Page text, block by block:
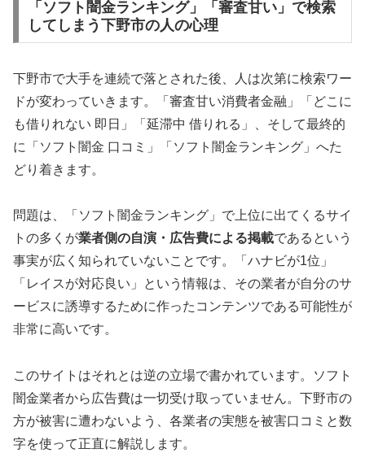
「ソフト闇金ランキング」「審査甘い」で検索
してしまう下野市の人の心理
下野市で大手を連続で落とされた後、人は次第に検索ワー
ドが変わっていきます。「審査甘い消費者金融」「どこに
も借りれない 即日」「延滞中 借りれる」、そして最終的
に「ソフト闇金 口コミ」「ソフト闇金ランキング」へた
どり着きます。
問題は、「ソフト闇金ランキング」で上位に出てくるサイ
トの多くが業者側の自演・広告費による掲載であるという
事実が広く知られていないことです。「ハナビが1位」
「レイスが対応良い」という情報は、その業者が自分のサ
ービスに誘導するために作ったコンテンツである可能性が
非常に高いです。
このサイトはそれとは逆の立場で書かれています。ソフト
闇金業者から広告費は一切受け取っていません。下野市の
方が被害に遭わないよう、各業者の実態を被害口コミと数
字を使って正直に解説します。